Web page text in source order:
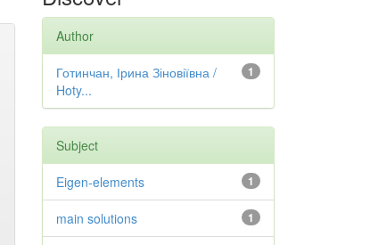
Author
1
Готинчан, Ірина Зіновіївна /
Hoty...
Subject
1
Eigen-elements
1
main solutions